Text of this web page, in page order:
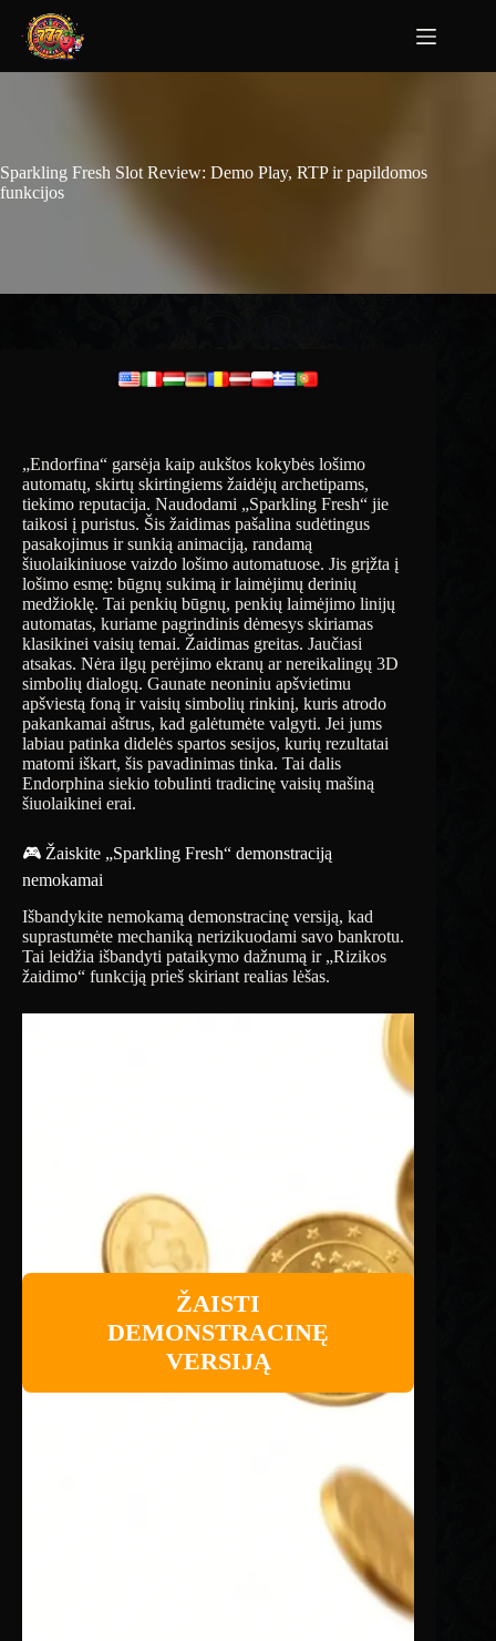
Sparkling Fresh Slot Review: Demo Play, RTP ir papildomos
funkcijos
„Endorfina“ garsėja kaip aukštos kokybės lošimo
automatų, skirtų skirtingiems žaidėjų archetipams,
tiekimo reputacija. Naudodami „Sparkling Fresh“ jie
taikosi į puristus. Šis žaidimas pašalina sudėtingus
pasakojimus ir sunkią animaciją, randamą
šiuolaikiniuose vaizdo lošimo automatuose. Jis grįžta į
lošimo esmę: būgnų sukimą ir laimėjimų derinių
medžioklę. Tai penkių būgnų, penkių laimėjimo linijų
automatas, kuriame pagrindinis dėmesys skiriamas
klasikinei vaisių temai. Žaidimas greitas. Jaučiasi
atsakas. Nėra ilgų perėjimo ekranų ar nereikalingų 3D
simbolių dialogų. Gaunate neoniniu apšvietimu
apšviestą foną ir vaisių simbolių rinkinį, kuris atrodo
pakankamai aštrus, kad galėtumėte valgyti. Jei jums
labiau patinka didelės spartos sesijos, kurių rezultatai
matomi iškart, šis pavadinimas tinka. Tai dalis
Endorphina siekio tobulinti tradicinę vaisių mašiną
šiuolaikinei erai.
🎮 Žaiskite „Sparkling Fresh“ demonstraciją
nemokamai
Išbandykite nemokamą demonstracinę versiją, kad
suprastumėte mechaniką nerizikuodami savo bankrotu.
Tai leidžia išbandyti pataikymo dažnumą ir „Rizikos
žaidimo“ funkciją prieš skiriant realias lėšas.
ŽAISTI
DEMONSTRACINĘ
VERSIJĄ